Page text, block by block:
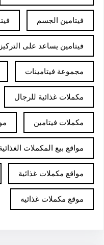
فيتامين الجسم
فيتامين يساعد على
مجموعة فيتامينات
مكملات غذائية للرجال
مكملات فيتامين
مواقع بيع المكملات
مواقع مكملات غذائية
موقع مكملات غذائيه